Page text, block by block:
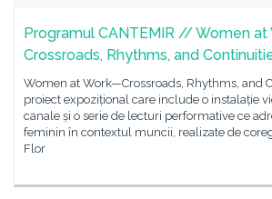
Programul CANTEMIR // Women
Crossroads, Rhythms, and
Women at Work—Crossroads, Rhythms, and
proiect expozițional care include o instalație
canale și o serie de lecturi performative ce
feminin în contextul muncii, realizate de
Flor